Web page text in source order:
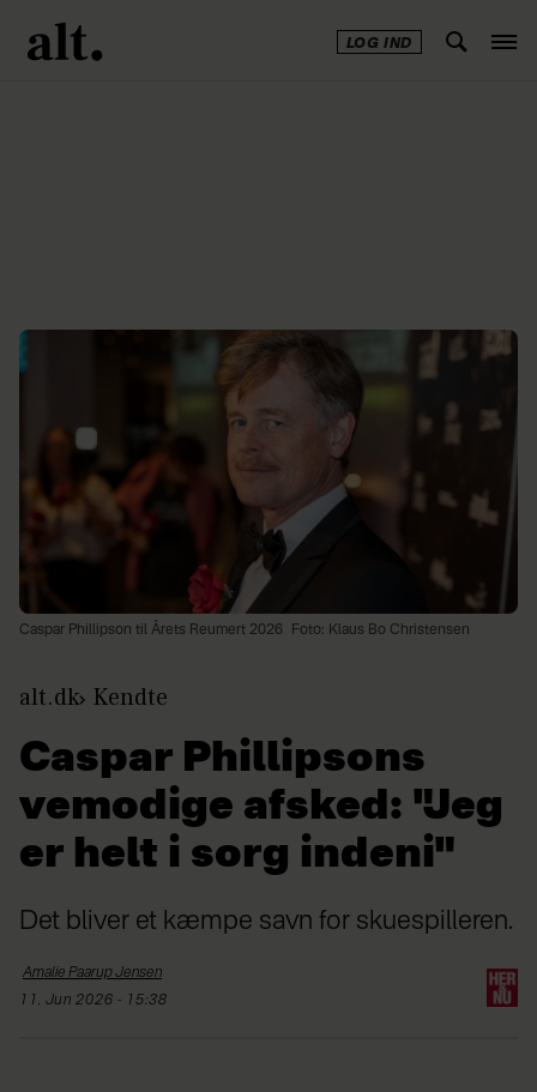
LOG IND
Caspar Phillipson til Årets Reumert 2026 Foto: Klaus Bo Christensen
alt.dk Kendte
Caspar Phillipsons
vemodige afsked: "Jeg
er helt i sorg indeni"
Det bliver et kæmpe savn for skuespilleren.
Amalie PaarupJensen
11. Jun 2026 - 15:38